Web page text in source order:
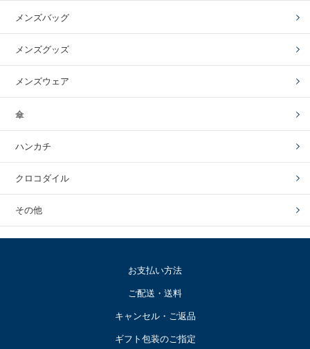
メンズバッグ
メンズグッズ
メンズウェア
傘
ハンカチ
クロコダイル
その他
お支払い方法
ご配送・送料
キャンセル・ご返品
ギフト包装のご指定